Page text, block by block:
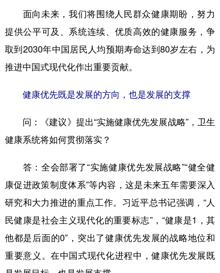
面向未来，我们将围绕人民群众健康期盼，努力
提供公平可及、系统连续、优质高效的健康服务，争
取到2030年中国居民人均预期寿命达到80岁左右，为
推进中国式现代化作出重要贡献。
健康优先既是发展的方向，也是发展的支撑
问：《建议》提出“实施健康优先发展战略”，卫生
健康系统将如何贯彻落实？
答：全会部署了“实施健康优先发展战略”“健全健
康促进政策制度体系”等内容，这是未来五年需要深入
研究和大力推进的重点工作。习近平总书记强调，“人
民健康是社会主义现代化的重要标志”，“健康是1，其
他都是后面的0”，突出了健康优先发展的战略地位和
重要意义。在中国式现代化进程中，健康优先发展既